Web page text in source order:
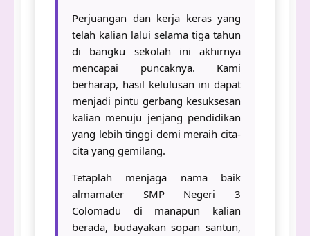
Perjuangan dan kerja keras yang
telah kalian lalui selama tiga tahun
di bangku sekolah ini akhirnya
mencapai puncaknya. Kami
berharap, hasil kelulusan ini dapat
menjadi pintu gerbang kesuksesan
kalian menuju jenjang pendidikan
yang lebih tinggi demi meraih cita-
cita yang gemilang.
Tetaplah menjaga nama baik
almamater SMP Negeri 3
Colomadu di manapun kalian
berada, budayakan sopan santun,